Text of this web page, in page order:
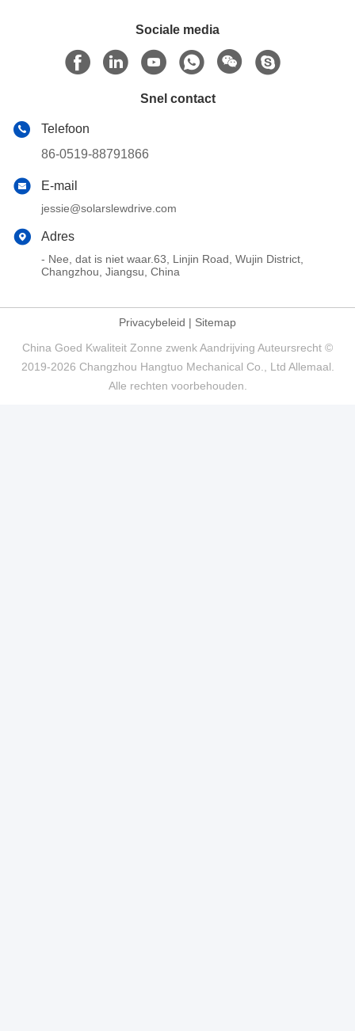
Sociale media
Snel contact
Telefoon
86-0519-88791866
E-mail
jessie@solarslewdrive.com
Adres
- Nee, dat is niet waar.63, Linjin Road, Wujin District,
Changzhou, Jiangsu, China
Privacybeleid | Sitemap
China Goed Kwaliteit Zonne zwenk Aandrijving Auteursrecht ©
2019-2026 Changzhou Hangtuo Mechanical Co., Ltd Allemaal.
Alle rechten voorbehouden.